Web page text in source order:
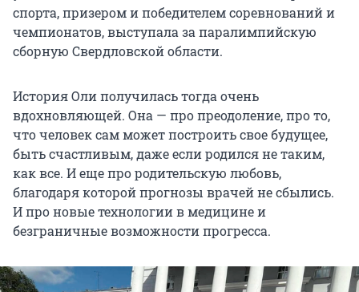
спорта, призером и победителем соревнований и
чемпионатов, выступала за паралимпийскую
сборную Свердловской области.
История Оли получилась тогда очень
вдохновляющей. Она — про преодоление, про то,
что человек сам может построить свое будущее,
быть счастливым, даже если родился не таким,
как все. И еще про родительскую любовь,
благодаря которой прогнозы врачей не сбылись.
И про новые технологии в медицине и
безграничные возможности прогресса.